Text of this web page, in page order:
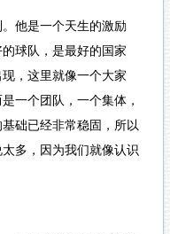
他是一个天生的激励
球队，是最好的国家
，这里就像一个大家
一个团队，一个集体，
础已经非常稳固，所以
多，因为我们就像认识